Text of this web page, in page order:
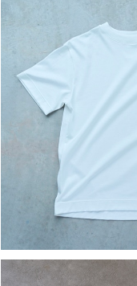
シンプルで上品な透
セックス